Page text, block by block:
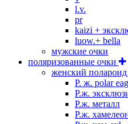
l.v.
pr
kaizi +
luow.+ bella
мужские очки
поляризованные очки
женский полароид
P. ж. polar
P.ж.
Р.ж. металл
P.ж.